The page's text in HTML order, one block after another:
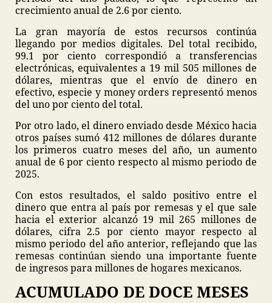
crecimiento anual de 2.6 por ciento.
La gran mayoría de estos recursos continúa
llegando por medios digitales. Del total recibido,
99.1 por ciento correspondió a transferencias
electrónicas, equivalentes a 19 mil 505 millones de
dólares, mientras que el envío de dinero en
efectivo, especie y money orders representó menos
del uno por ciento del total.
Por otro lado, el dinero enviado desde México hacia
otros países sumó 412 millones de dólares durante
los primeros cuatro meses del año, un aumento
anual de 6 por ciento respecto al mismo periodo de
2025.
Con estos resultados, el saldo positivo entre el
dinero que entra al país por remesas y el que sale
hacia el exterior alcanzó 19 mil 265 millones de
dólares, cifra 2.5 por ciento mayor respecto al
mismo periodo del año anterior, reflejando que las
remesas continúan siendo una importante fuente
de ingresos para millones de hogares mexicanos.
ACUMULADO DE DOCE MESES